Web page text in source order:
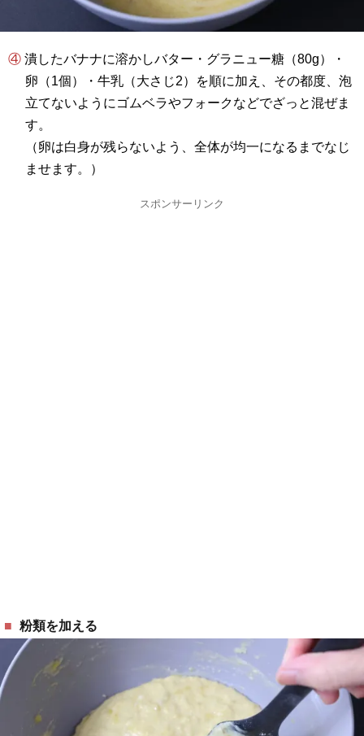
④ 潰したバナナに溶かしバター・グラニュー糖（80g）・
卵（1個）・牛乳（大さじ2）を順に加え、その都度、泡
立てないようにゴムベラやフォークなどでざっと混ぜま
す。
（卵は白身が残らないよう、全体が均一になるまでなじ
ませます。）
スポンサーリンク
粉類を加える